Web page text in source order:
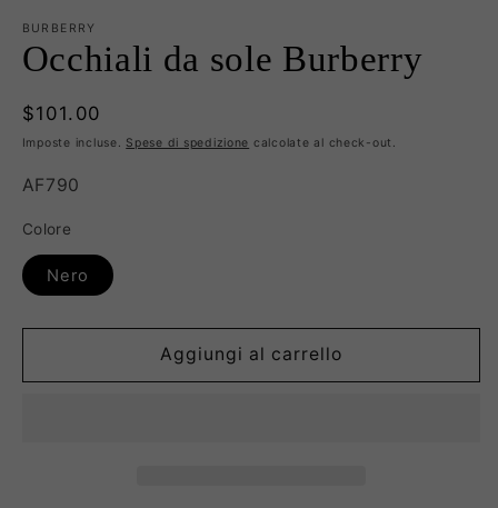
BURBERRY
Occhiali da sole Burberry
Prezzo
di
$101.00
Imposte incluse. Spese di spedizione calcolate al check-out.
SKU:
AF790
Colore
Nero
Aggiungi al carrello